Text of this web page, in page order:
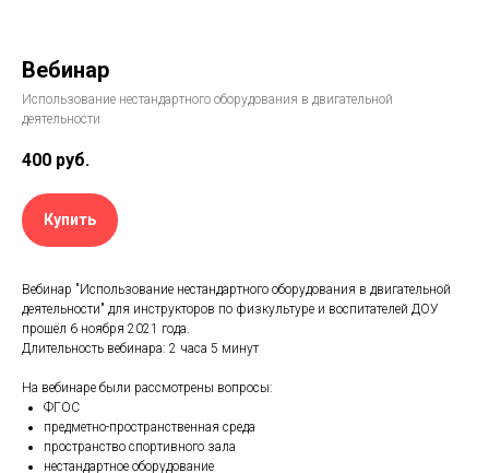
Вебинар
Использование нестандартного оборудования в двигательной
деятельности
400 руб.
Купить
Вебинар "Использование нестандартного оборудования в двигательной
деятельности" для инструкторов по физкультуре и воспитателей ДОУ
прошёл 6 ноября 2021 года.
Длительность вебинара: 2 часа 5 минут
На вебинаре были рассмотрены вопросы:
ФГОС
предметно-пространственная среда
пространство спортивного зала
нестандартное оборудование